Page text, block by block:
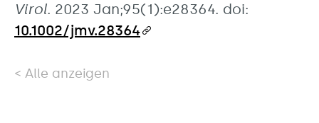
Virol. 2023 Jan;95(1):e28364. doi:
10.1002/jmv.28364
Alle anzeigen